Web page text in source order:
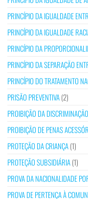
PRINCÍPIO DA IGUALDADE
PRINCÍPIO DA IGUALDADE
PRINCÍPIO DA
PRINCÍPIO DA SEPARAÇÃO
PRINCÍPIO DO TRATAMENTO
PRISÃO PREVENTIVA(2)
PROIBIÇÃO DA DISCRIMINAÇÃO
PROIBIÇÃO DE PENAS
PROTEÇÃO DA CRIANÇA(1)
PROTEÇÃO SUBSIDIÁRIA(1)
PROVA DA NACIONALIDADE
PROVA DE PERTENÇA À